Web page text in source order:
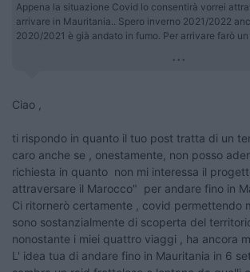
Appena la situazione Covid lo consentirà vorrei
arrivare in Mauritania.. Spero inverno 2021/2022
2020/2021 è già andato in fumo. Per arrivare farò
...
Ciao ,
ti rispondo in quanto il tuo post tratta di un
caro anche se , onestamente, non posso
richiesta in quanto non mi interessa il
attraversare il Marocco" per andare fino in
Ci ritornerò certamente , covid permettendo
sono sostanzialmente di scoperta del
nonostante i miei quattro viaggi , ha ancora
L' idea tua di andare fino in Mauritania in 6